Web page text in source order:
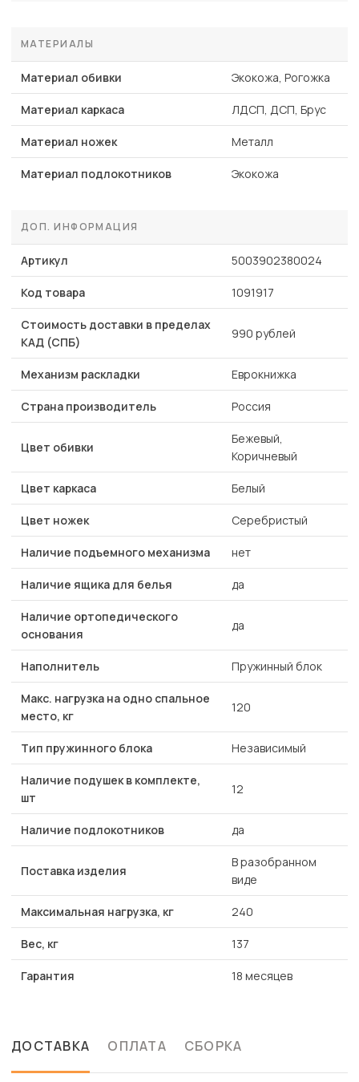
МАТЕРИАЛЫ
Материал обивки Экокожа, Рогожка
Материал каркаса ЛДСП, ДСП, Брус
Материал ножек Металл
Материал подлокотников Экокожа
ДОП. ИНФОРМАЦИЯ
Артикул 5003902380024
Код товара 1091917
Стоимость доставки в пределах
КАД (СПБ)
990 рублей
Механизм раскладки Еврокнижка
Страна производитель Россия
Цвет обивки
Бежевый,
Коричневый
Цвет каркаса Белый
Цвет ножек Серебристый
Наличие подъемного механизма нет
Наличие ящика для белья да
Наличие ортопедического
основания
да
Наполнитель Пружинный блок
Макс. нагрузка на одно спальное
место, кг
120
Тип пружинного блока Независимый
Наличие подушек в комплекте,
шт
12
Наличие подлокотников да
Поставка изделия
В разобранном
виде
Максимальная нагрузка, кг 240
Вес, кг 137
Гарантия 18 месяцев
ДОСТАВКА ОПЛАТА СБОРКА